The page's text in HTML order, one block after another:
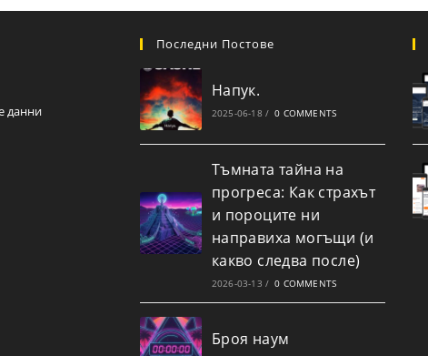
данни
Последни Постове
Напук.
2025-06-18 / 0 COMMENTS
Тъмната тайна на
прогреса: Как страхът
и пороците ни
направиха могъщи (и
какво следва после)
2026-03-13 / 0 COMMENTS
Броя наум